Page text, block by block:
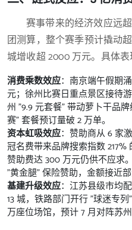
赛事带来的经济效应远
团测算，整个赛季预计撬动
城增收超 2000 万元。具体表
消费乘数效应：南京端午假期
元；徐州比赛日重点景区接待
州 "9.9 元套餐" 带动萝卜干品
赛" 套餐预订量破 2 万单。
资本虹吸效应：赞助商从 6 家
冠名费带来品牌搜索指数
赞助费达 300 万元仍供不应求
"黄金腿" 保险赞助，金额接近
基建升级效应：江苏县级市均
13 城，铁路部门开行 "球迷专
万座位场馆，预计 7 月对阵苏